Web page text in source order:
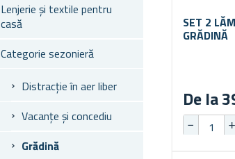
Lenjerie și textile pentru
casă
Categorie sezonieră
Distracție în aer liber
Vacanțe și concediu
Grădină
SET 2
GRĂDINĂ
De la